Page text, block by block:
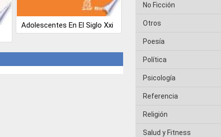
Adolescentes En El Siglo Xxi
No Ficción
Otros
Poesía
Política
Psicología
Referencia
Religión
Salud y Fitness